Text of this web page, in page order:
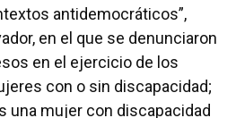
antidemocráticos”,
en el que se denunciaron
en el ejercicio de los
con o sin discapacidad;
una mujer con discapacidad